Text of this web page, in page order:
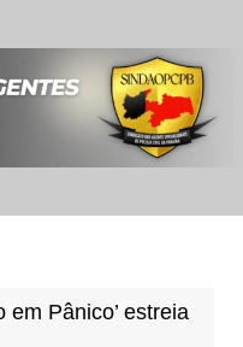
em Pânico’ estreia